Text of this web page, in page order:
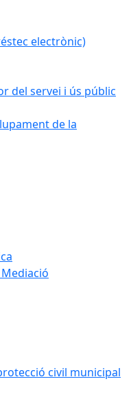
electrònic)
del servei i ús públic
de la
civil municipal